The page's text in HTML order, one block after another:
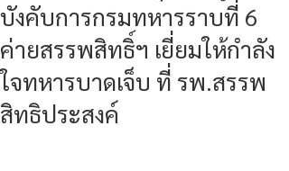
บังคับการกรมทหารราบที่ 6
ค่ายสรรพสิทธิ์ฯ เยี่ยมให้กำลัง
ใจทหารบาดเจ็บ ที่ รพ.สรรพ
สิทธิประสงค์